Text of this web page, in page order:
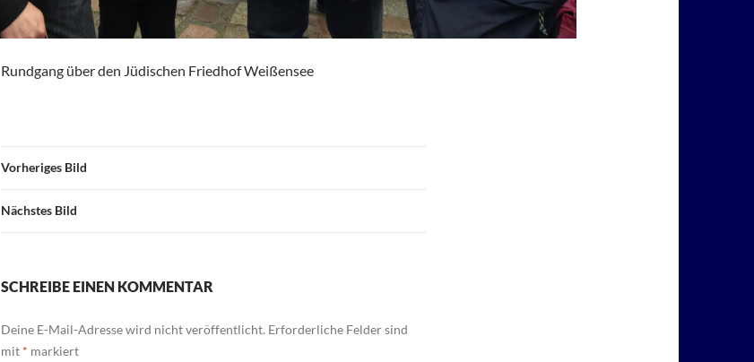
Rundgang über den Jüdischen Friedhof Weißensee
Vorheriges Bild
Nächstes Bild
SCHREIBE EINEN KOMMENTAR
Deine E-Mail-Adresse wird nicht veröffentlicht. Erforderliche Felder sind
mit * markiert